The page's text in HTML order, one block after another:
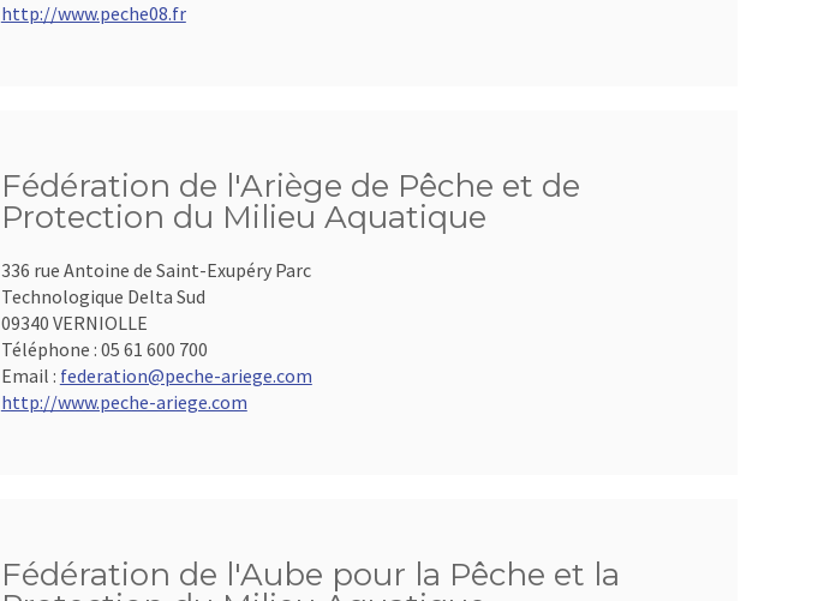
http://www.peche08.fr
Fédération de l'Ariège de Pêche et de
Protection du Milieu Aquatique
336 rue Antoine de Saint-Exupéry Parc
Technologique Delta Sud
09340 VERNIOLLE
Téléphone : 05 61 600 700
Email : federation@peche-ariege.com
http://www.peche-ariege.com
Fédération de l'Aube pour la Pêche et la